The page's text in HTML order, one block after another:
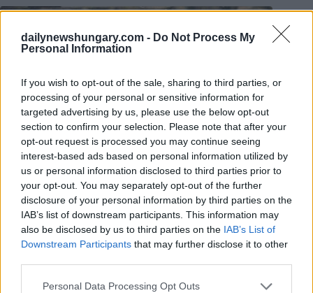
dailynewshungary.com - Do Not Process My
Personal Information
If you wish to opt-out of the sale, sharing to third parties, or
processing of your personal or sensitive information for
targeted advertising by us, please use the below opt-out
section to confirm your selection. Please note that after your
opt-out request is processed you may continue seeing
interest-based ads based on personal information utilized by
us or personal information disclosed to third parties prior to
your opt-out. You may separately opt-out of the further
disclosure of your personal information by third parties on the
IAB’s list of downstream participants. This information may
also be disclosed by us to third parties on the IAB’s List of
Downstream Participants that may further disclose it to other
Please note that this website/app uses one or more Google
Personal Data Processing Opt Outs